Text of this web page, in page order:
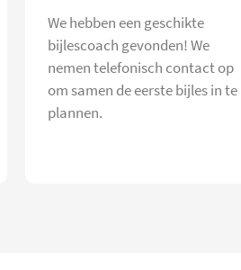
We hebben een geschikte
bijlescoach gevonden! We
nemen telefonisch contact op
om samen de eerste bijles in te
plannen.